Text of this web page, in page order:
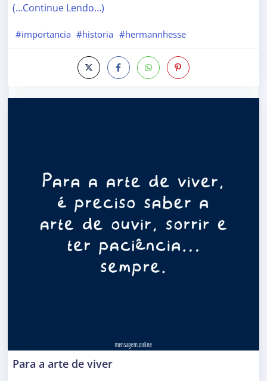
(…Continue Lendo…)
#importancia #historia #hermannhesse
Para a arte de viver